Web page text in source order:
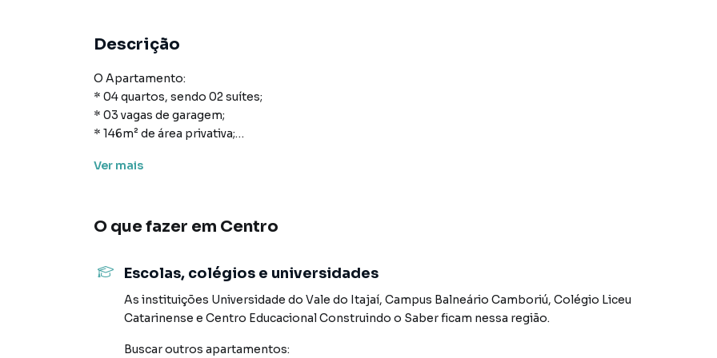
Descrição
O Apartamento:
* 04 quartos, sendo 02 suítes;
* 03 vagas de garagem;
* 146m² de área privativa;
* Churrasqueira a carvão;
* Cozinha;
Área de Lazer:
* Piscina;
* Sauna;
* Quadra;
Ver mais
O que fazer em Centro
Escolas, colégios e universidades
As instituições Universidade do Vale do Itajaí, Campus Balneário Camboriú, Colégio Liceu
Catarinense e Centro Educacional Construindo o Saberficam nessa região.
Buscar outros apartamentos: